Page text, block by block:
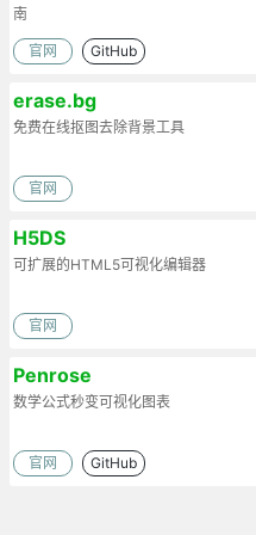
南
官网 GitHub
erase.bg
免费在线抠图去除背景工具
官网
H5DS
可扩展的HTML5可视化编辑器
官网
Penrose
数学公式秒变可视化图表
官网 GitHub